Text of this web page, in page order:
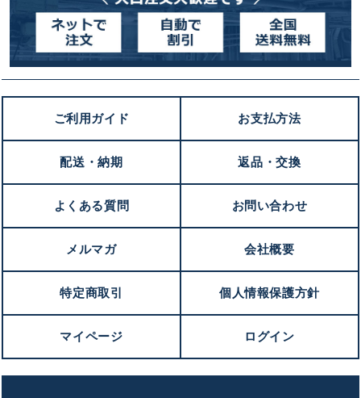
ご利用ガイド お支払方法
配送・納期 返品・交換
よくある質問 お問い合わせ
メルマガ 会社概要
特定商取引 個人情報保護方針
マイページ ログイン